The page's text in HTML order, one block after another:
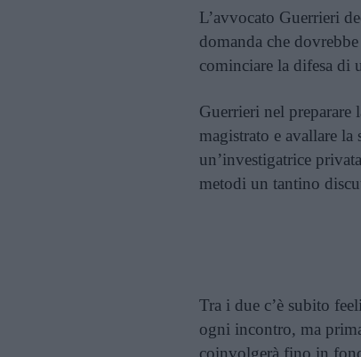
L’avvocato Guerrieri
domanda che
cominciare la difesa di
Guerrieri nel preparare
magistrato e avallare la
un’investigatrice
metodi un tantino
Tra i due c’è subito
ogni incontro, ma
coinvolgerà fino in